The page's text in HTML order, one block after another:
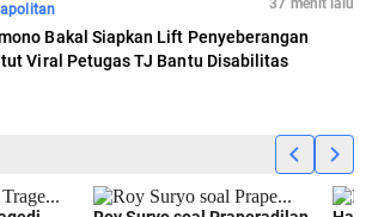
37 menit lalu
Bakal Siapkan Lift Penyeberangan
Viral Petugas TJ Bantu Disabilitas